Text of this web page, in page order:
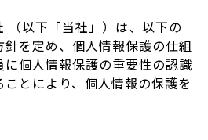
（以下「当社」）は、以下の
を定め、個人情報保護の仕組
個人情報保護の重要性の認識
とにより、個人情報の保護を